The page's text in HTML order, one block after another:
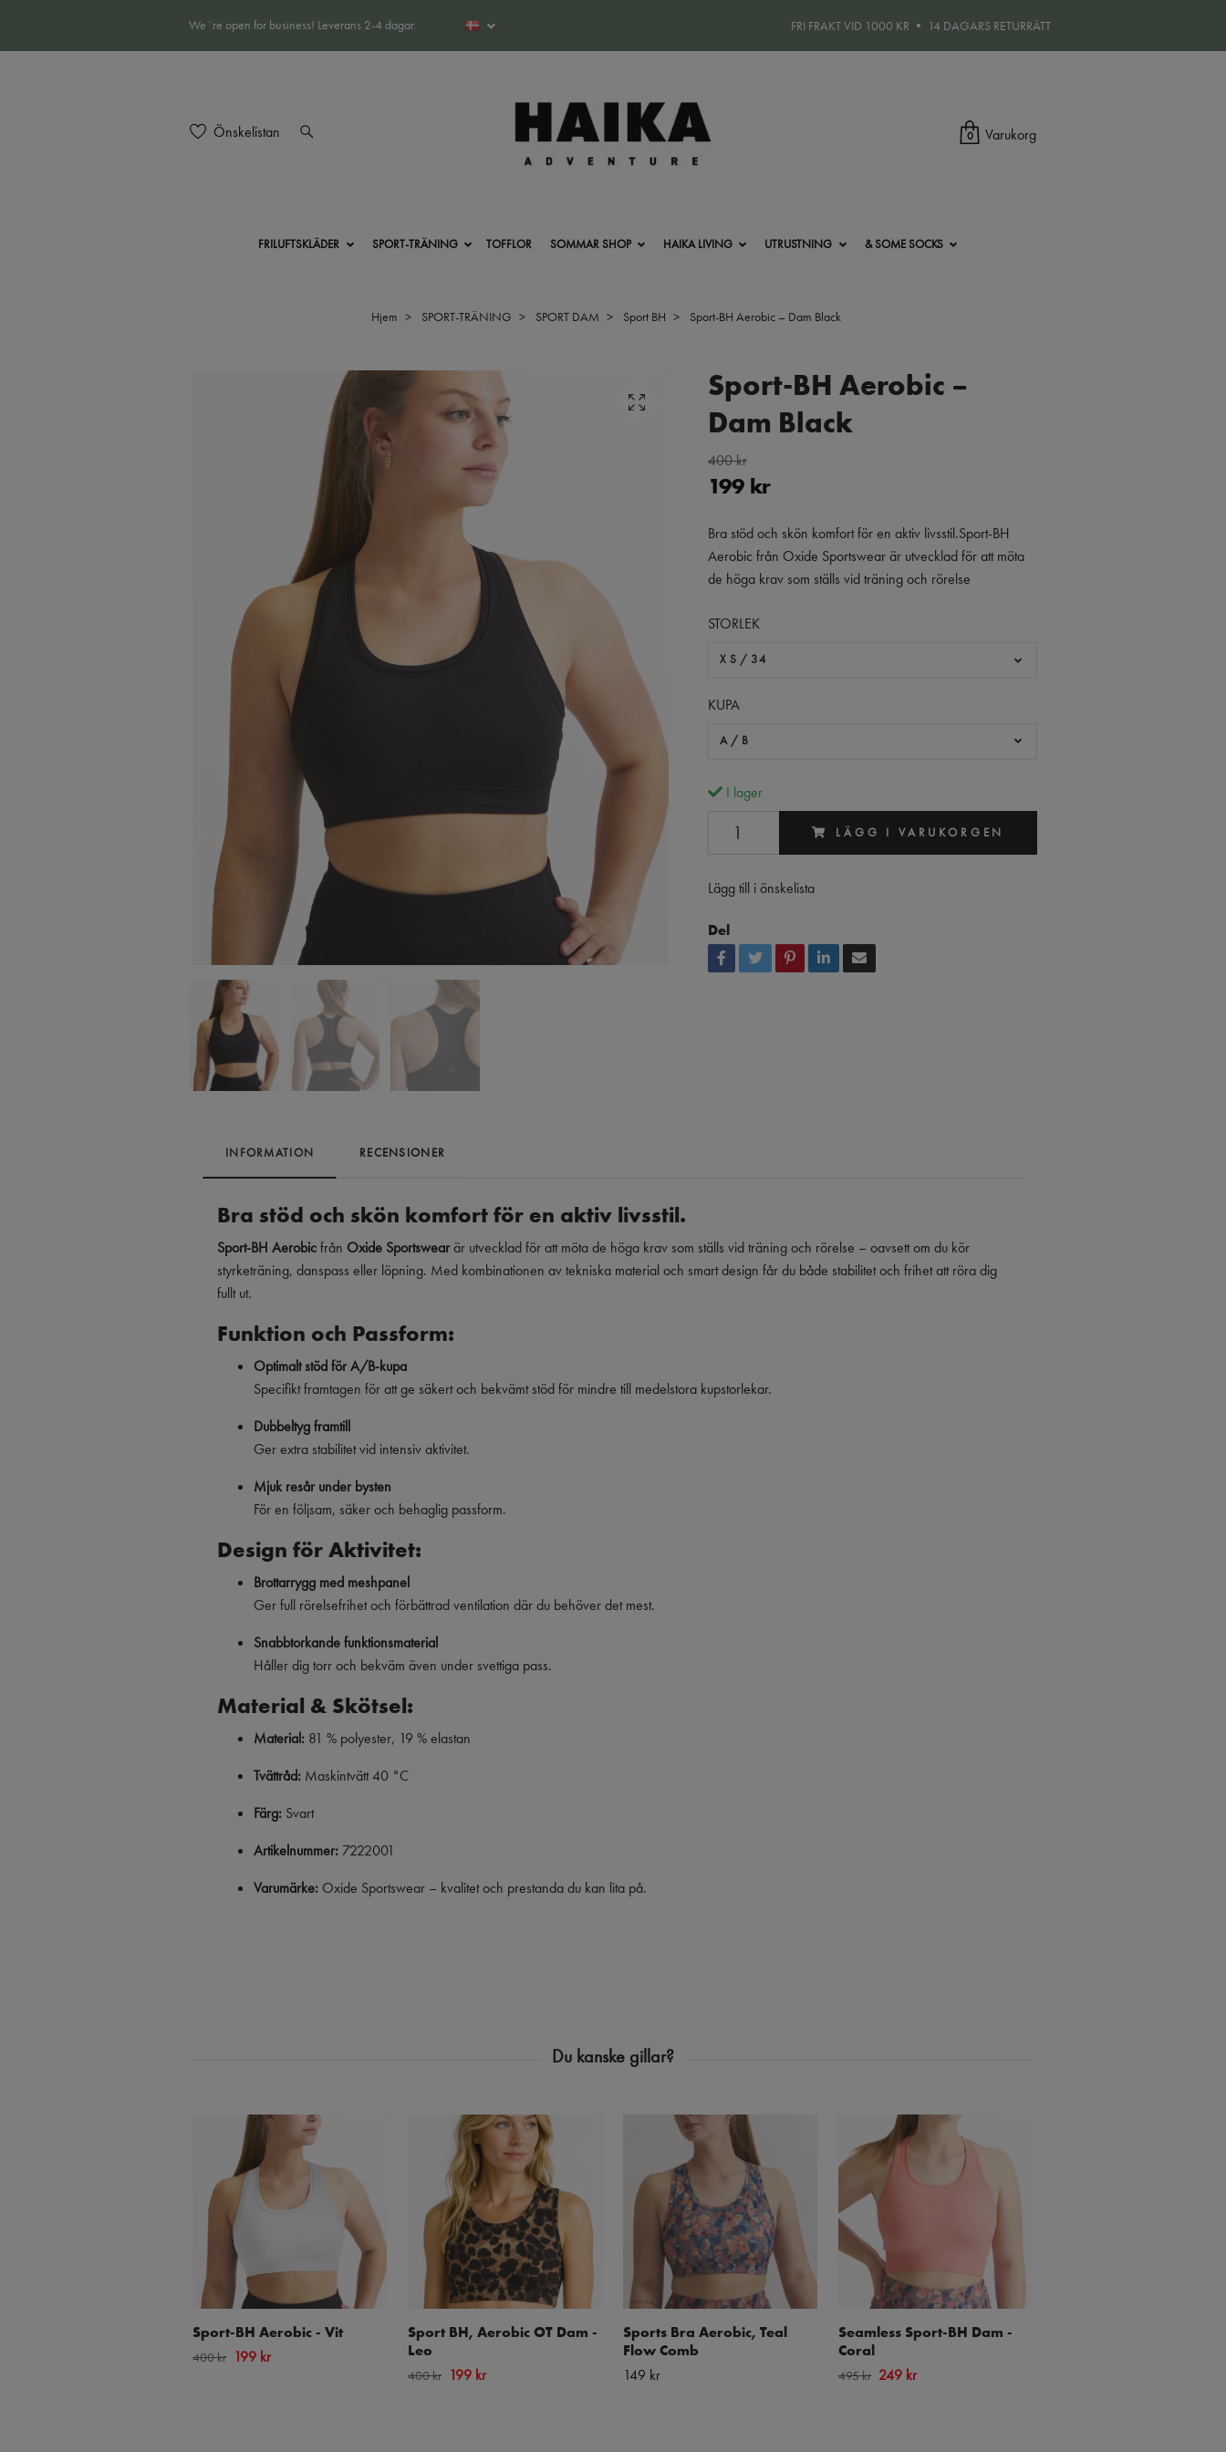
We´re open for business! Leverans 2-4 dagar. FRI FRAKT VID 1000 KR • 14 DAGARS RETURRÄTT
Önskelistan 0 Varukorg
FRILUFTSKLÄDER SPORT-TRÄNING TOFFLOR SOMMAR SHOP HAIKA LIVING UTRUSTNING & SOME SOCKS
Hjem SPORT-TRÄNING SPORT DAM Sport BH Sport-BH Aerobic – Dam Black
Sport-BH Aerobic –
Dam Black
400 kr
199 kr
Bra stöd och skön komfort för en aktiv livsstil.Sport-BH
Aerobic från Oxide Sportswear är utvecklad för att möta
de höga krav som ställs vid träning och rörelse
STORLEK
XS/34
KUPA
A/B
I lager
LÄGG I VARUKORGEN
Lägg till i önskelista
Del
INFORMATION RECENSIONER
Bra stöd och skön komfort för en aktiv livsstil.
Sport-BH Aerobicfrån Oxide Sportswearär utvecklad för att möta de höga krav som ställs vid träning och rörelse – oavsett om du kör
styrketräning, danspass eller löpning. Med kombinationen av tekniska material och smart design får du både stabilitet och frihet att röra dig
fullt ut.
Funktion och Passform:
Optimalt stöd för A/B-kupa
Specifikt framtagen för att ge säkert och bekvämt stöd för mindre till medelstora kupstorlekar.
Dubbeltyg framtill
Ger extra stabilitet vid intensiv aktivitet.
Mjuk resår under bysten
För en följsam, säker och behaglig passform.
Design för Aktivitet:
Brottarrygg med meshpanel
Ger full rörelsefrihet och förbättrad ventilation där du behöver det mest.
Snabbtorkande funktionsmaterial
Håller dig torr och bekväm även under svettiga pass.
Material & Skötsel:
Material: 81 % polyester, 19 % elastan
Tvättråd: Maskintvätt 40 °C
Färg: Svart
Artikelnummer: 7222001
Varumärke: Oxide Sportswear – kvalitet och prestanda du kan lita på.
Sport-BH Aerobic - Vit
400 kr 199 kr
Sport BH, Aerobic OT Dam -
Leo
400 kr 199 kr
Sports Bra Aerobic, Teal
Flow Comb
149 kr
Seamless Sport-BH Dam -
Coral
495 kr 249 kr